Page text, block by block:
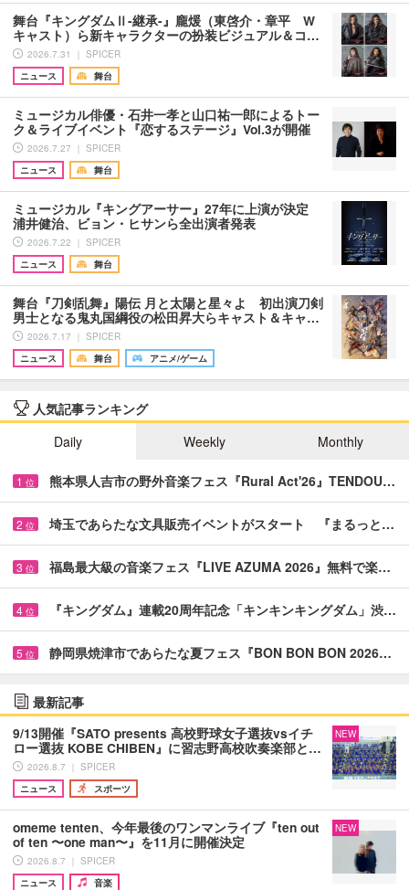
舞台『キングダムⅡ-継承-』龐煖（東啓介・章平 W
キャスト）ら新キャラクターの扮装ビジュアル＆コ…
2026.7.31 ｜ SPICER
ニュース
舞台
ミュージカル俳優・石井一孝と山口祐一郎によるトー
ク＆ライブイベント『恋するステージ』Vol.3が開催
2026.7.27 ｜ SPICER
ニュース
舞台
ミュージカル『キングアーサー』27年に上演が決定
浦井健治、ビョン・ヒサンら全出演者発表
2026.7.22 ｜ SPICER
ニュース
舞台
舞台『刀剣乱舞』陽伝 月と太陽と星々よ 初出演刀剣
男士となる鬼丸国綱役の松田昇大らキャスト＆キャ…
2026.7.17 ｜ SPICER
ニュース
舞台 アニメ/ゲーム
人気記事ランキング
Daily
Weekly Monthly
1 位 熊本県人吉市の野外音楽フェス『Rural Act'26』TENDOU…
2 位 埼玉であらたな文具販売イベントがスタート 『まるっと…
3 位 福島最大級の音楽フェス『LIVE AZUMA 2026』無料で楽…
4 位 『キングダム』連載20周年記念「キンキンキングダム」渋…
5 位 静岡県焼津市であらたな夏フェス『BON BON BON 2026…
最新記事
9/13開催『SATO presents 高校野球女子選抜vsイチ
ロー選抜 KOBE CHIBEN』に習志野高校吹奏楽部と…
2026.8.7 ｜ SPICER
ニュース
スポーツ
NEW
omeme tenten、今年最後のワンマンライブ『ten out
of ten 〜one man〜』を11月に開催決定
2026.8.7 ｜ SPICER
ニュース
音楽
NEW